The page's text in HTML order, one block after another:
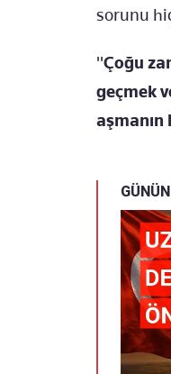
sorunu
"Çoğu
geçmek
aşmanın